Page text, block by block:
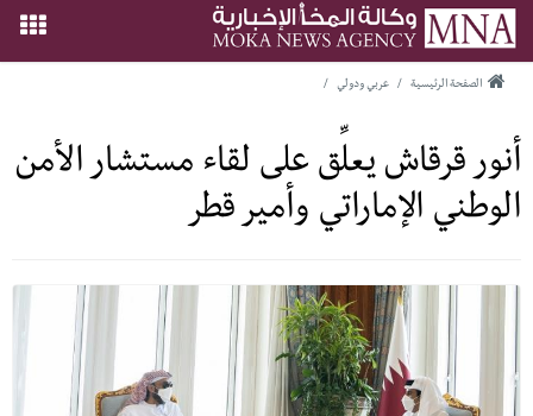
الصفحة الرئيسية / عربي ودولي /
أنور قرقاش يعلِّق على لقاء مستشار الأمن
الوطني الإماراتي وأمير قطر